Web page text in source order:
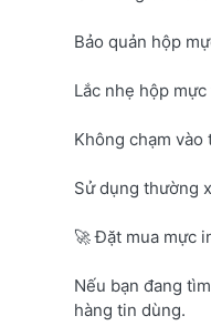
Bảo quản hộp
Lắc nhẹ hộp
Không chạm vào
Sử dụng thường
🚀 Đặt mua mực
Nếu bạn đang
hàng tin dùng.